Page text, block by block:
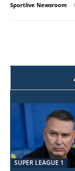
Sportlive Newsroom -
SUPER LEAGUE 1